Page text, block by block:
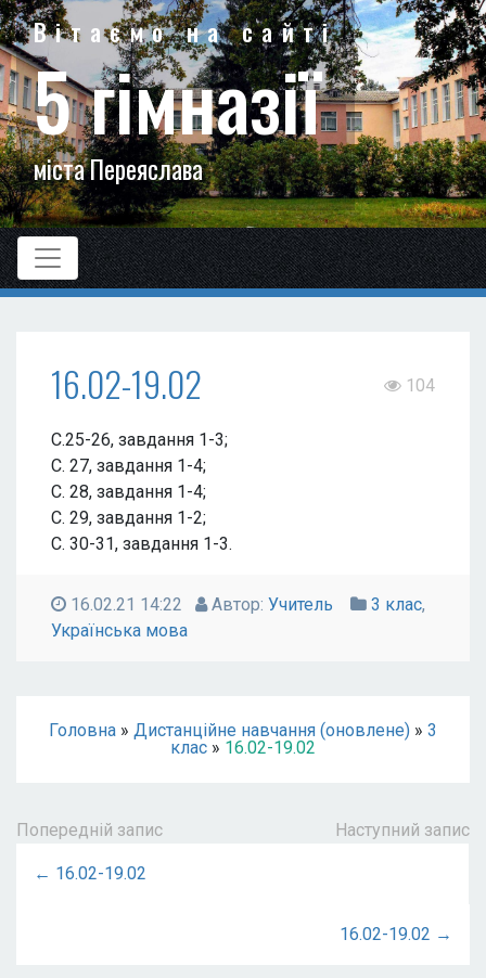
Вітаємо на сайті
5 гімназії
міста Переяслава
16.02-19.02 104
С.25-26, завдання 1-3;
С. 27, завдання 1-4;
С. 28, завдання 1-4;
С. 29, завдання 1-2;
С. 30-31, завдання 1-3.
16.02.21 14:22 Автор: Учитель 3 клас,
Українська мова
Головна » Дистанційне навчання (оновлене) » 3
клас » 16.02-19.02
Попередній запис Наступний запис
← 16.02-19.02
16.02-19.02 →